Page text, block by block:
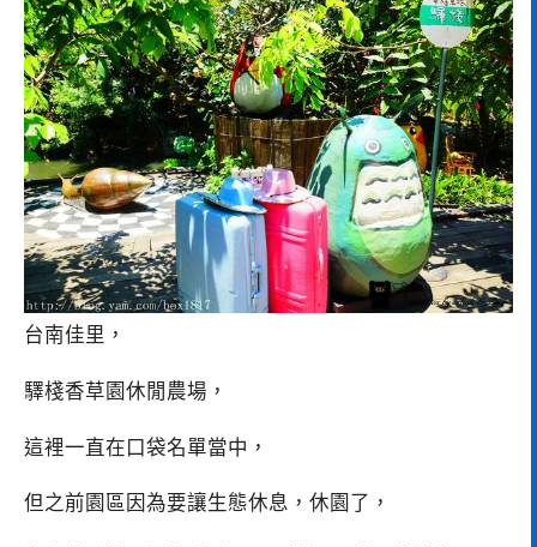
台南佳里，
驛棧香草園休閒農場，
這裡一直在口袋名單當中，
但之前園區因為要讓生態休息，休園了，